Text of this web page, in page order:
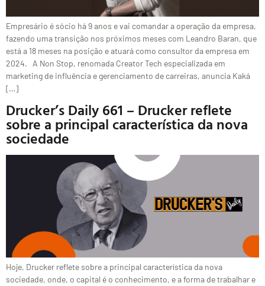
Empresário é sócio há 9 anos e vai comandar a operação da empresa,
fazendo uma transição nos próximos meses com Leandro Baran, que
está a 18 meses na posição e atuará como consultor da empresa em
2024. A Non Stop, renomada Creator Tech especializada em
marketing de influência e gerenciamento de carreiras, anuncia Kaká
[…]
Drucker’s Daily 661 – Drucker reflete
sobre a principal característica da nova
sociedade
Hoje, Drucker reflete sobre a principal característica da nova
sociedade, onde, o capital é o conhecimento, e a forma de trabalhar e